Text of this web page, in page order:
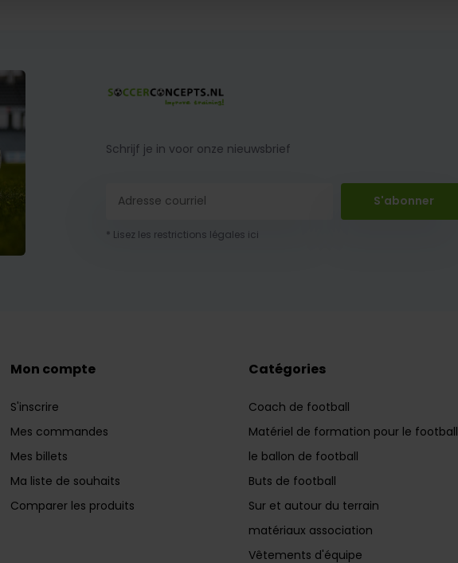
Schrijf je in voor onze nieuwsbrief
S'abonner
* Lisez les restrictions légales ici
Mon compte
S'inscrire
Mes commandes
Mes billets
Ma liste de souhaits
Comparer les produits
Catégories
Coach de football
Matériel de formation pour le football
le ballon de football
Buts de football
Sur et autour du terrain
matériaux association
Vêtements d'équipe